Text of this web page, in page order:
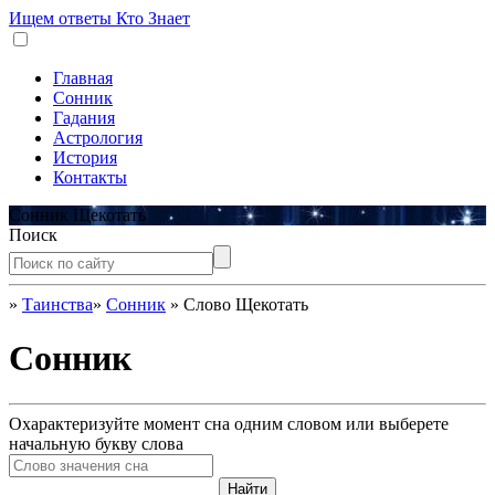
Ищем ответы Кто Знает
Главная
Сонник
Гадания
Астрология
История
Контакты
Сонник Щекотать
Поиск
» Таинства» Сонник » Слово Щекотать
Сонник
Охарактеризуйте момент сна одним словом или выберете
начальную букву слова